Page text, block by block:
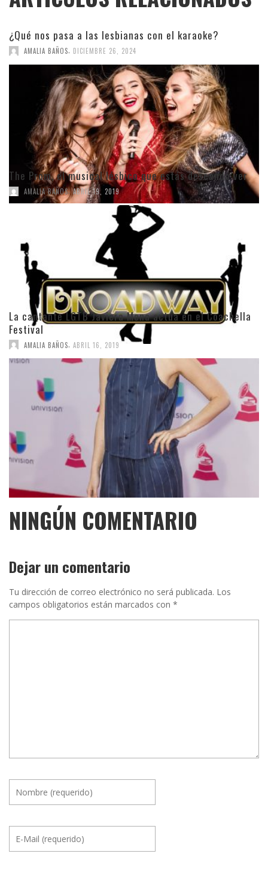
¿Qué nos pasa a las lesbianas con el karaoke?
AMALIA BAÑOS DICIEMBRE 26, 2024
The Prom, el musical lésbico que estás deseando ver
AMALIA BAÑOS, ABRIL 19, 2019
La cantante LGTB Javiera Mena actúa en el Coachella
Festival
AMALIA BAÑOS ABRIL 16, 2019
NINGÚN COMENTARIO
Dejar un comentario
Tu dirección de correo electrónico no será publicada. Los
campos obligatorios están marcados con *